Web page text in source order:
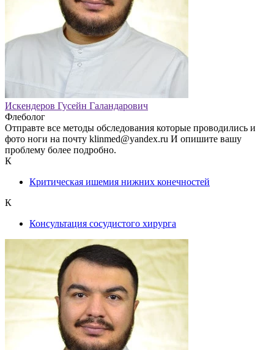
Искендеров Гусейн Галандарович
Флеболог
Отправте все методы обследования которые проводились и
фото ноги на почту klinmed@yandex.ru И опишите вашу
проблему более подробно.
К
Критическая ишемия нижних конечностей
К
Консультация сосудистого хирурга